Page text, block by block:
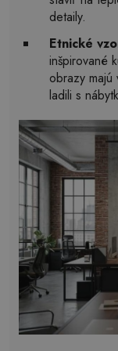
detaily.
Etnické
inšpirované
obrazy
ladili s